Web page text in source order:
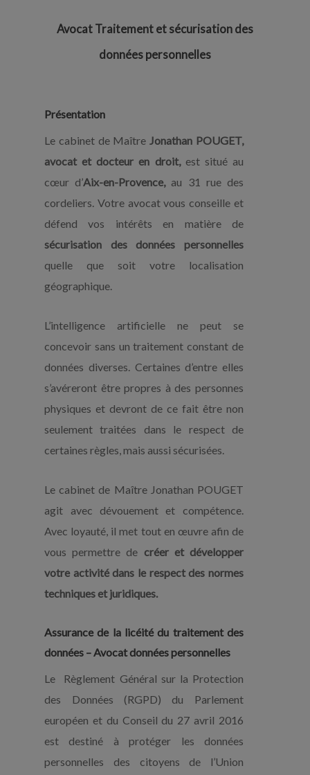
Avocat Traitement et sécurisation des
données personnelles
Présentation
Le cabinet de MaîtreJonathan POUGET,
avocat et docteur en droit, est situé au
cœur d’Aix-en-Provence,au 31 rue des
cordeliers. Votre avocat vous conseille et
défend vos intérêts en matière de
sécurisation des données personnelles
quelle que soit votre localisation
géographique.
L’intelligence artificielle ne peut se
concevoir sans un traitement constant de
données diverses. Certaines d’entre elles
s’avéreront être propres à des personnes
physiques et devront de ce fait être non
seulement traitées dans le respect de
certaines règles, mais aussi sécurisées.
Le cabinet de Maître Jonathan POUGET
agit avec dévouement et compétence.
Avec loyauté, il met tout en œuvre afin de
vous permettre de créer et développer
votre activité dans le respect des normes
techniques et juridiques.
Assurance de la licéité du traitement des
données – Avocat données personnelles
Le Règlement Général sur la Protection
des Données (RGPD) du Parlement
européen et du Conseil du 27 avril 2016
est destiné à protéger les données
personnelles des citoyens de l’Union